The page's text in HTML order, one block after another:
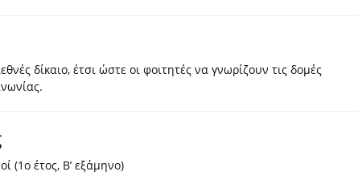
δίκαιο, έτσι ώστε οι φοιτητές να γνωρίζουν τις δομές
(1ο έτος, Β’ εξάμηνο)